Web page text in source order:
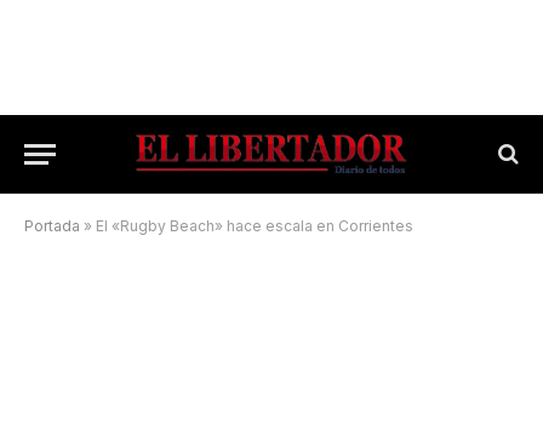
Portada » El «Rugby Beach» hace escala en Corrientes